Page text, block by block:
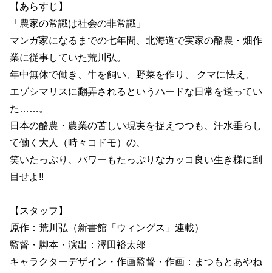
【あらすじ】
「農家の常識は社会の非常識」
マンガ家になるまでの七年間、北海道で実家の酪農・畑作
業に従事していた荒川弘。
年中無休で働き、牛を飼い、野菜を作り、 クマに怯え、
エゾシマリスに翻弄されるというハードな日常を送ってい
た……。
日本の酪農・農業の苦しい現実を捉えつつも、汗水垂らし
て働く大人（時々コドモ）の、
笑いたっぷり、パワーもたっぷりなカッコ良い生き様に刮
目せよ!!
【スタッフ】
原作：荒川弘（新書館「ウィングス」連載）
監督・脚本・演出：澤田裕太郎
キャラクターデザイン・作画監督・作画：まつもとあやね